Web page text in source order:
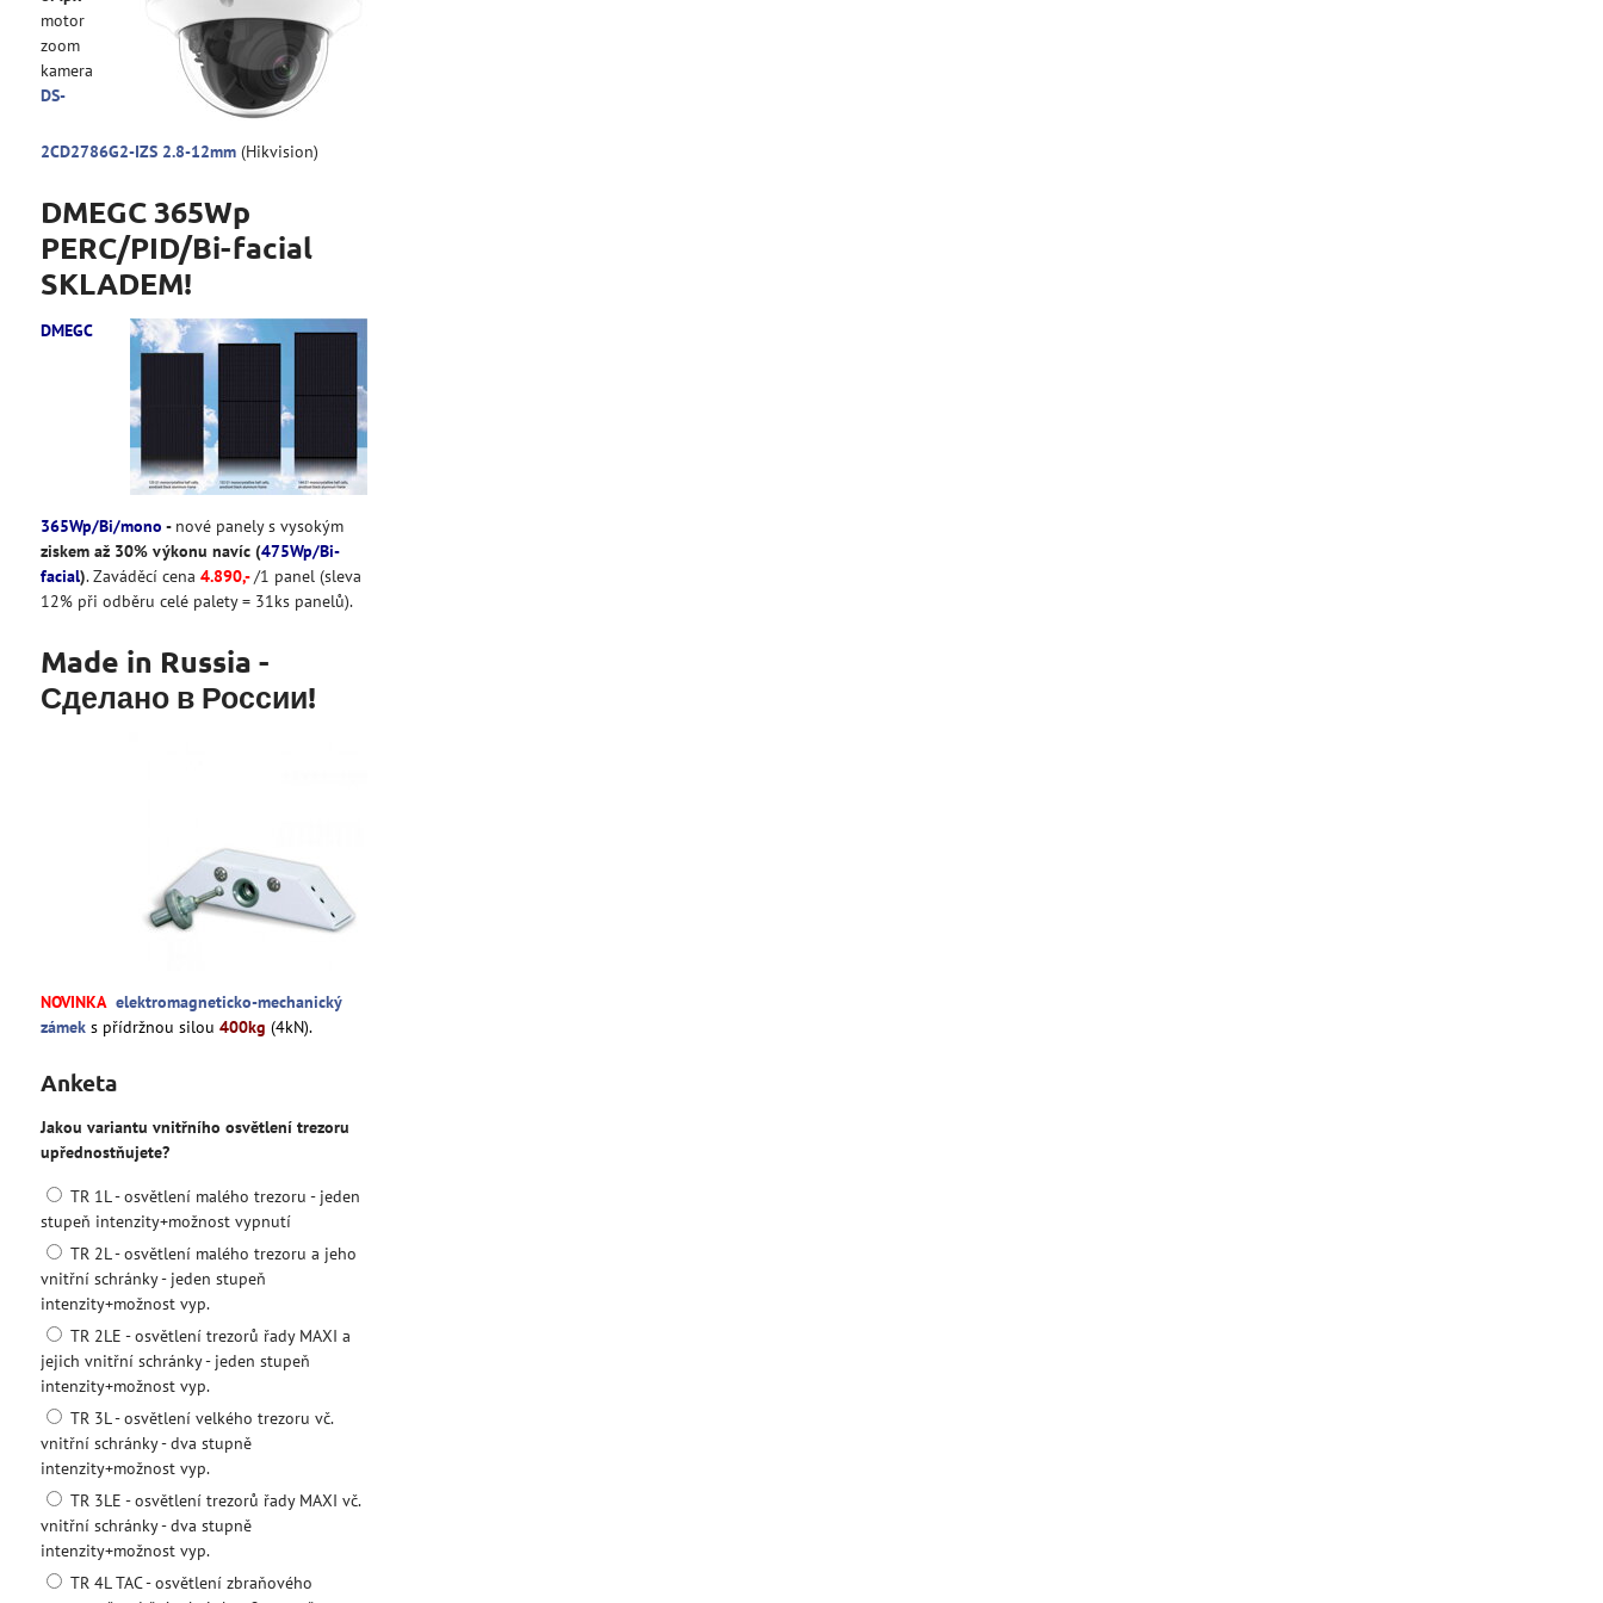
motor
zoom
kamera
DS-
2CD2786G2-IZS 2.8-12mm (Hikvision)
DMEGC 365Wp
PERC/PID/Bi-facial
SKLADEM!
DMEGC
365Wp/Bi/mono - nové panely s vysokým
ziskem až 30% výkonu navíc (475Wp/Bi-
facial). Zaváděcí cena 4.890,-/1 panel (sleva
12% při odběru celé palety = 31ks panelů).
Made in Russia -
Сделано в России!
NOVINKA elektromagneticko-mechanický
zámek s přídržnou silou 400kg (4kN).
Anketa
Jakou variantu vnitřního osvětlení trezoru
upřednostňujete?
TR 1L - osvětlení malého trezoru - jeden
stupeň intenzity+možnost vypnutí
TR 2L - osvětlení malého trezoru a jeho
vnitřní schránky - jeden stupeň
intenzity+možnost vyp.
TR 2LE - osvětlení trezorů řady MAXI a
jejich vnitřní schránky - jeden stupeň
intenzity+možnost vyp.
TR 3L - osvětlení velkého trezoru vč.
vnitřní schránky - dva stupně
intenzity+možnost vyp.
TR 3LE - osvětlení trezorů řady MAXI vč.
vnitřní schránky - dva stupně
intenzity+možnost vyp.
TR 4L TAC - osvětlení zbraňového